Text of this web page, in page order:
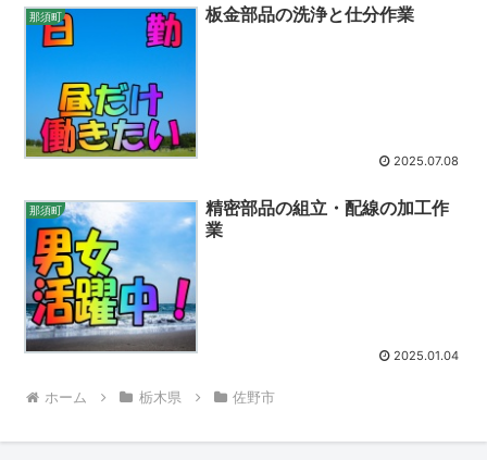
那須町 板金部品の洗浄と仕分作業
2025.07.08
那須町
精密部品の組立・配線の加工作
業
2025.01.04
ホーム 栃木県 佐野市